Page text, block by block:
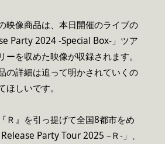
映像商品は、本日開催のライブの
Party 2024 -Special Box-」ツア
ーを収めた映像が収録されます。
の詳細は追って明かされていくの
ほしいです。
Ｒ』を引っ提げて全国8都市をめ
Party Tour 2025 –Ｒ-」、